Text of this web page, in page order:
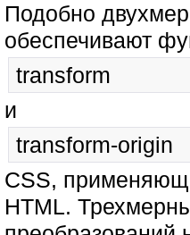
Подобно
обеспечивают
transform
и
transform-origin
CSS,
HTML.